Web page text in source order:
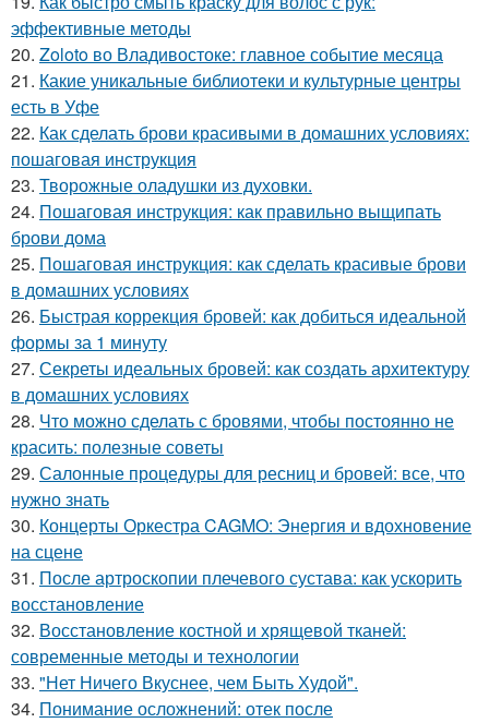
эффективные методы
20. Zoloto во Владивостоке: главное событие месяца
21. Какие уникальные библиотеки и культурные центры
есть в Уфе
22. Как сделать брови красивыми в домашних условиях:
пошаговая инструкция
23. Творожные оладушки из духовки.
24. Пошаговая инструкция: как правильно выщипать
брови дома
25. Пошаговая инструкция: как сделать красивые брови
в домашних условиях
26. Быстрая коррекция бровей: как добиться идеальной
формы за 1 минуту
27. Секреты идеальных бровей: как создать архитектуру
в домашних условиях
28. Что можно сделать с бровями, чтобы постоянно не
красить: полезные советы
29. Салонные процедуры для ресниц и бровей: все, что
нужно знать
30. Концерты Оркестра CAGMO: Энергия и вдохновение
на сцене
31. После артроскопии плечевого сустава: как ускорить
восстановление
32. Восстановление костной и хрящевой тканей:
современные методы и технологии
33. "Нет Ничего Вкуснее, чем Быть Худой".
34. Понимание осложнений: отек после